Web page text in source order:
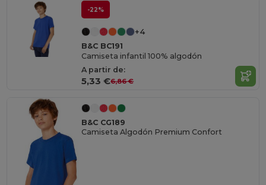
-22%
+4
B&C BC191
Camiseta infantil 100% algodón
A partir de:
5,33 €6,86 €
B&C CG189
Camiseta Algodón Premium Confort